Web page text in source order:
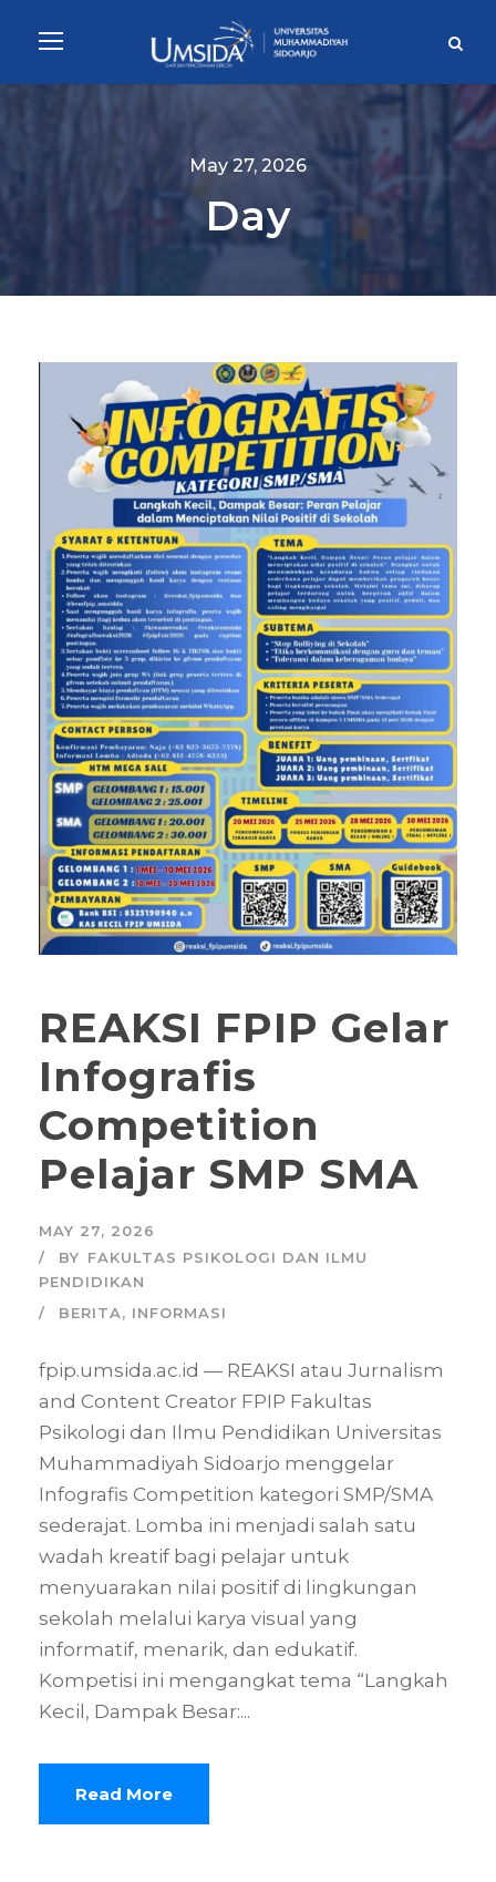
May 27, 2026
Day
REAKSI FPIP Gelar
Infografis
Competition
Pelajar SMP SMA
MAY 27, 2026
BY FAKULTAS PSIKOLOGI DAN ILMU
PENDIDIKAN
BERITA, INFORMASI
fpip.umsida.ac.id — REAKSI atau Jurnalism
and Content Creator FPIP Fakultas
Psikologi dan Ilmu Pendidikan Universitas
Muhammadiyah Sidoarjo menggelar
Infografis Competition kategori SMP/SMA
sederajat. Lomba ini menjadi salah satu
wadah kreatif bagi pelajar untuk
menyuarakan nilai positif di lingkungan
sekolah melalui karya visual yang
informatif, menarik, dan edukatif.
Kompetisi ini mengangkat tema “Langkah
Kecil, Dampak Besar:...
Read More